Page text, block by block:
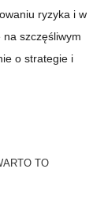
ryzyka i w
szczęśliwym
o strategie i
TO